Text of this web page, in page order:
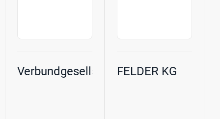
VerbundgesellschaftFELDER KG